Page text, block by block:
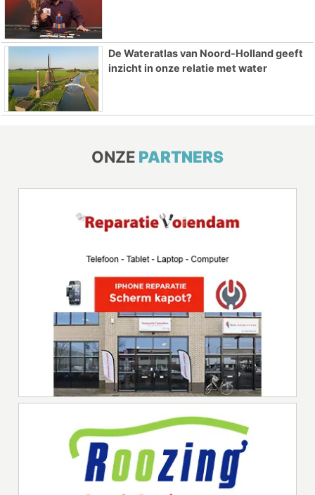
De Wateratlas van Noord-Holland geeft
inzicht in onze relatie met water
ONZE PARTNERS